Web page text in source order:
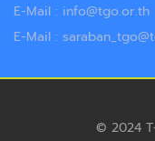
E-Mail : info@tgo.or.th
E-Mail :
© 2024